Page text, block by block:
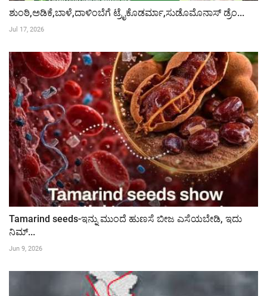
ಶುಂಠಿ,ಅಡಿಕೆ,ಬಾಳೆ,ದಾಳಿಂಬೆಗೆ ಟ್ರೈಕೊಡರ್ಮಾ,ಸುಡೊಮೊನಾಸ್ ಡ್ರೆಂ...
Jul 17, 2026
Tamarind seeds-ಇನ್ನು ಮುಂದೆ ಹುಣಸೆ ಬೀಜ ಎಸೆಯಬೇಡಿ, ಇದು
ನಿಮ್...
Jun 9, 2026